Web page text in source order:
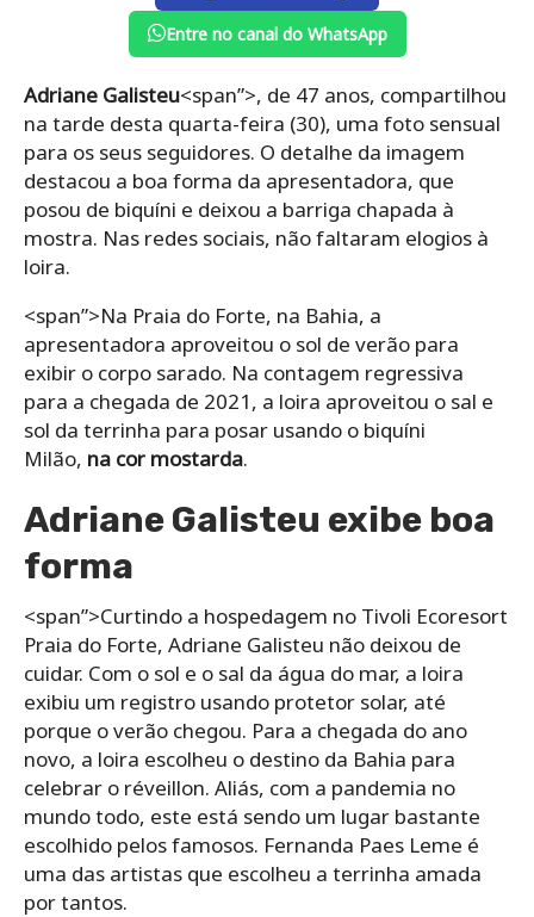
Entre no canal do WhatsApp
Adriane Galisteu<span”>, de 47 anos, compartilhou
na tarde desta quarta-feira (30), uma foto sensual
para os seus seguidores. O detalhe da imagem
destacou a boa forma da apresentadora, que
posou de biquíni e deixou a barriga chapada à
mostra. Nas redes sociais, não faltaram elogios à
loira.
<span”>Na Praia do Forte, na Bahia, a
apresentadora aproveitou o sol de verão para
exibir o corpo sarado. Na contagem regressiva
para a chegada de 2021, a loira aproveitou o sal e
sol da terrinha para posar usando o biquíni
Milão, na cor mostarda.
Adriane Galisteu exibe boa
forma
<span”>Curtindo a hospedagem no Tivoli Ecoresort
Praia do Forte, Adriane Galisteu não deixou de
cuidar. Com o sol e o sal da água do mar, a loira
exibiu um registro usando protetor solar, até
porque o verão chegou. Para a chegada do ano
novo, a loira escolheu o destino da Bahia para
celebrar o réveillon. Aliás, com a pandemia no
mundo todo, este está sendo um lugar bastante
escolhido pelos famosos. Fernanda Paes Leme é
uma das artistas que escolheu a terrinha amada
por tantos.